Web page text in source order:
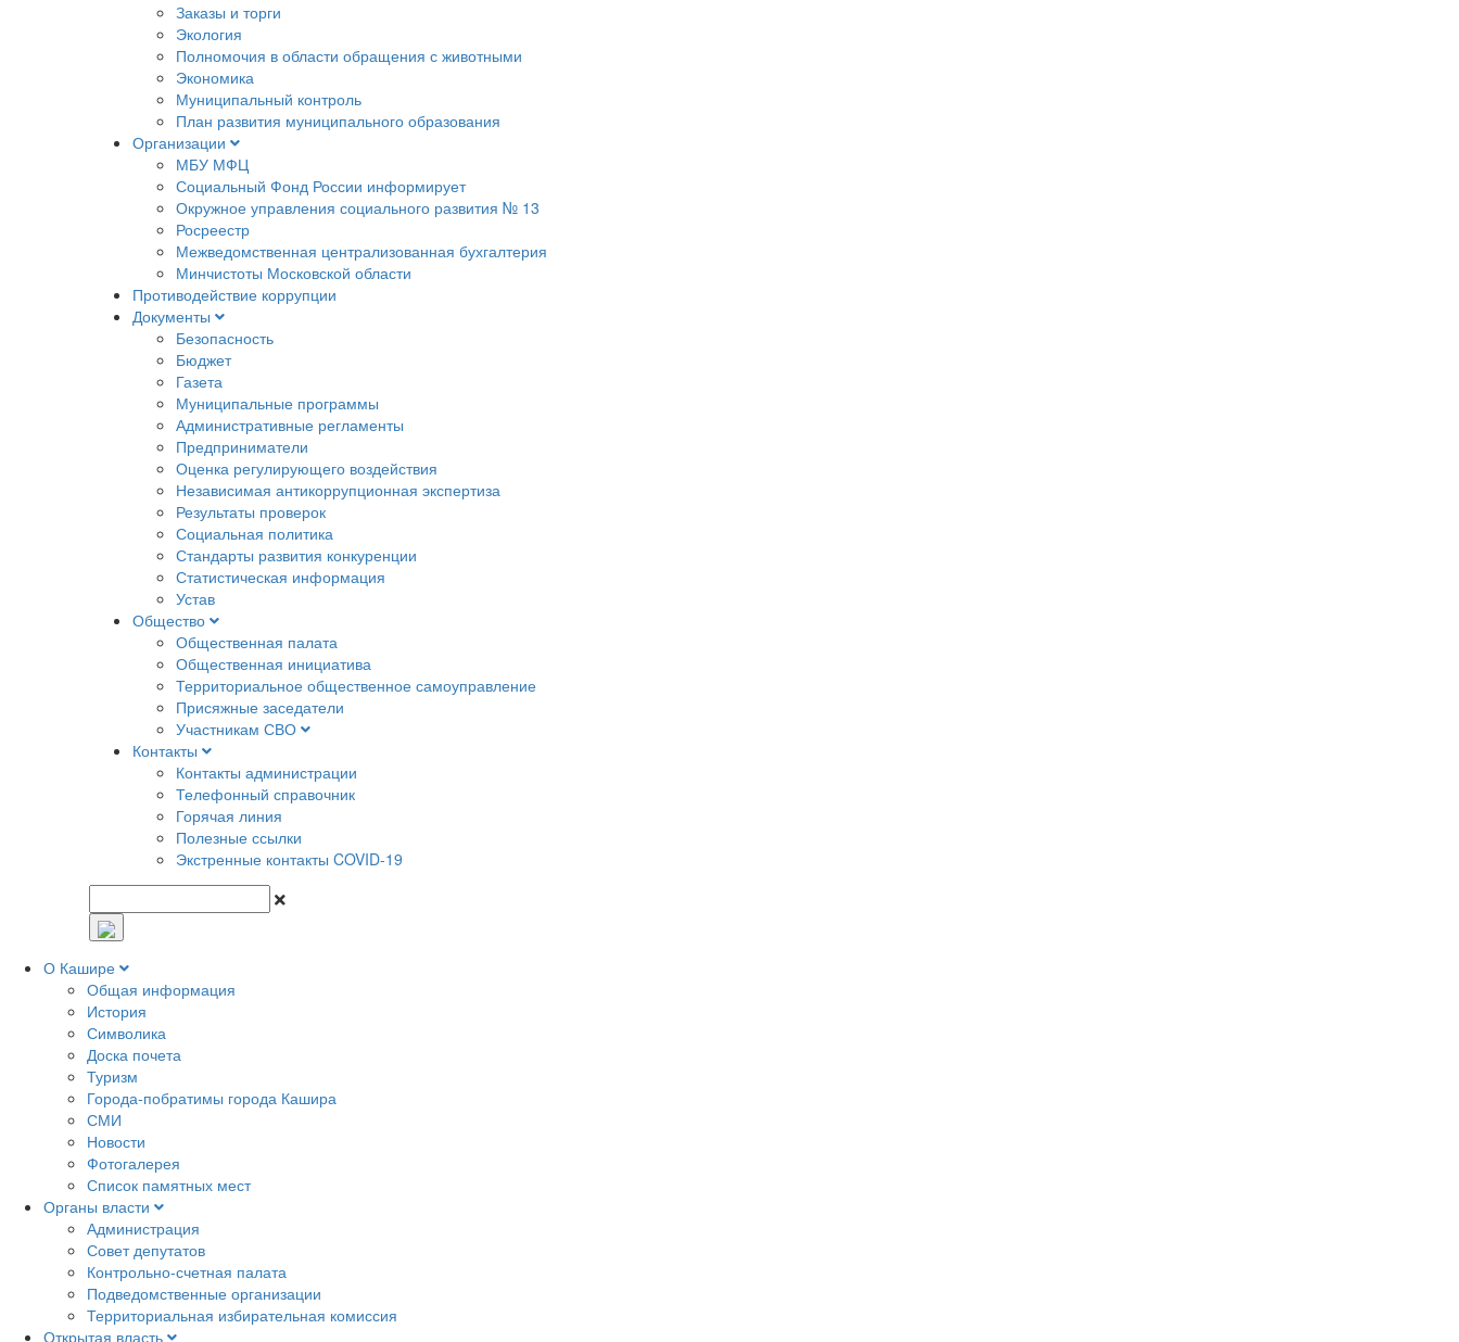
Заказы и торги
Экология
Полномочия в области обращения с животными
Экономика
Муниципальный контроль
План развития муниципального образования
Организации
МБУ МФЦ
Социальный Фонд России информирует
Окружное управления социального развития № 13
Росреестр
Межведомственная централизованная бухгалтерия
Минчистоты Московской области
Противодействие коррупции
Документы
Безопасность
Бюджет
Газета
Муниципальные программы
Административные регламенты
Предприниматели
Оценка регулирующего воздействия
Независимая антикоррупционная экспертиза
Результаты проверок
Социальная политика
Стандарты развития конкуренции
Статистическая информация
Устав
Общество
Общественная палата
Общественная инициатива
Территориальное общественное самоуправление
Присяжные заседатели
Участникам СВО
Контакты
Контакты администрации
Телефонный справочник
Горячая линия
Полезные ссылки
Экстренные контакты COVID-19
О Кашире
Общая информация
История
Символика
Доска почета
Туризм
Города-побратимы города Кашира
СМИ
Новости
Фотогалерея
Список памятных мест
Органы власти
Администрация
Совет депутатов
Контрольно-счетная палата
Подведомственные организации
Территориальная избирательная комиссия
Открытая власть